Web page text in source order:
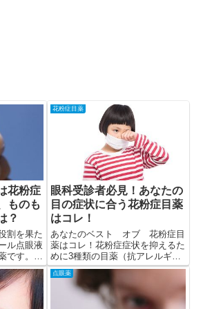
花粉症
ものも
？
割を果た
ル点眼液
です。し
は効く、
く、効果
ます。
花粉症目薬
眼科受診者必見！あなたの
目の症状に合う花粉症目薬
はコレ！
あなたのベスト オブ 花粉症目
薬はコレ！花粉症症状を抑えるた
めに3種類の目薬（抗アレルギー
目薬、ステロイド目薬、抗菌目
薬）を点眼・併用します。
点眼薬